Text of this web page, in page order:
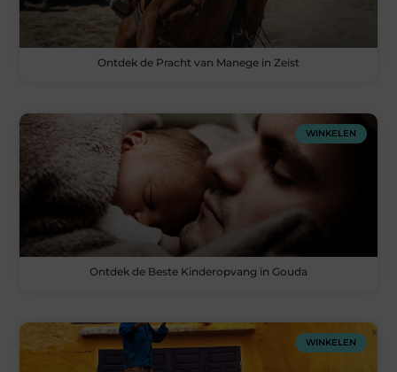
Ontdek de Pracht van Manege in Zeist
WINKELEN
Ontdek de Beste Kinderopvang in Gouda
WINKELEN